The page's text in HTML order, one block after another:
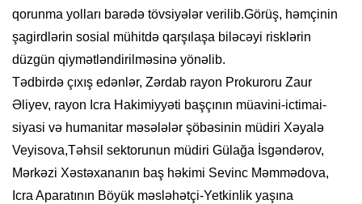
qorunma yolları barədə tövsiyələr verilib.Görüş, həmçinin
şagirdlərin sosial mühitdə qarşılaşa biləcəyi risklərin
düzgün qiymətləndirilməsinə yönəlib.
Tədbirdə çıxış edənlər, Zərdab rayon Prokuroru Zaur
Əliyev, rayon Icra Hakimiyyəti başçının müavini-ictimai-
siyasi və humanitar məsələlər şöbəsinin müdiri Xəyalə
Veyisova,Təhsil sektorunun müdiri Gülağa İsgəndərov,
Mərkəzi Xəstəxananın baş həkimi Sevinc Məmmədova,
Icra Aparatının Böyük məsləhətçi-Yetkinlik yaşına